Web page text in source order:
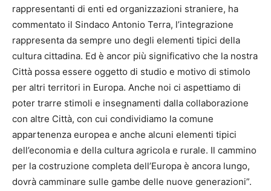
rappresentanti di enti ed organizzazioni straniere, ha
commentato il Sindaco Antonio Terra, l’integrazione
rappresenta da sempre uno degli elementi tipici della
cultura cittadina. Ed è ancor più significativo che la nostra
Città possa essere oggetto di studio e motivo di stimolo
per altri territori in Europa. Anche noi ci aspettiamo di
poter trarre stimoli e insegnamenti dalla collaborazione
con altre Città, con cui condividiamo la comune
appartenenza europea e anche alcuni elementi tipici
dell’economia e della cultura agricola e rurale. Il cammino
per la costruzione completa dell’Europa è ancora lungo,
dovrà camminare sulle gambe delle nuove generazioni”.